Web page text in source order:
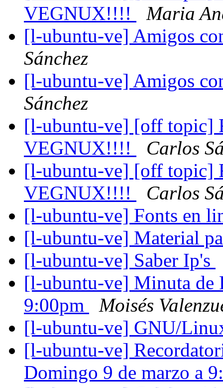
VEGNUX!!!!
Maria
[l-ubuntu-ve] Amigos
Sánchez
[l-ubuntu-ve] Amigos
Sánchez
[l-ubuntu-ve] [off topic]
VEGNUX!!!!
Carlos
[l-ubuntu-ve] [off topic]
VEGNUX!!!!
Carlos
[l-ubuntu-ve] Fonts en
[l-ubuntu-ve] Material
[l-ubuntu-ve] Saber Ip's
[l-ubuntu-ve] Minuta de
9:00pm
Moisés
[l-ubuntu-ve] GNU/
[l-ubuntu-ve]
Domingo 9 de marzo a